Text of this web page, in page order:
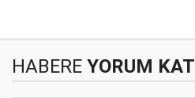
HABERE YORUM KAT